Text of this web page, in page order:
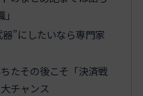
”にしたいなら専門家
たその後こそ「決済戦
チャンス